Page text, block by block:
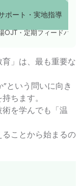
ポート・実地指導
OJT・定期フィードバック
」は、最も重要な
という問いに向き
ちます。
を学んでも「温
ことから始まるの